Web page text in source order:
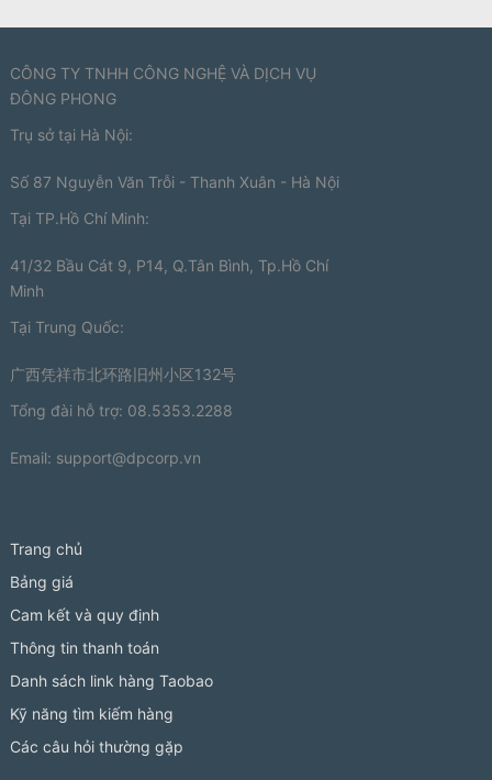
CÔNG TY TNHH CÔNG NGHỆ VÀ DỊCH VỤ
ĐÔNG PHONG
Trụ sở tại Hà Nội:
Số 87 Nguyễn Văn Trỗi - Thanh Xuân - Hà Nội
Tại TP.Hồ Chí Minh:
41/32 Bầu Cát 9, P14, Q.Tân Bình, Tp.Hồ Chí
Minh
Tại Trung Quốc:
广西凭祥市北环路旧州小区132号
Tổng đài hỗ trợ: 08.5353.2288
Email: support@dpcorp.vn
Trang chủ
Bảng giá
Cam kết và quy định
Thông tin thanh toán
Danh sách link hàng Taobao
Kỹ năng tìm kiếm hàng
Các câu hỏi thường gặp